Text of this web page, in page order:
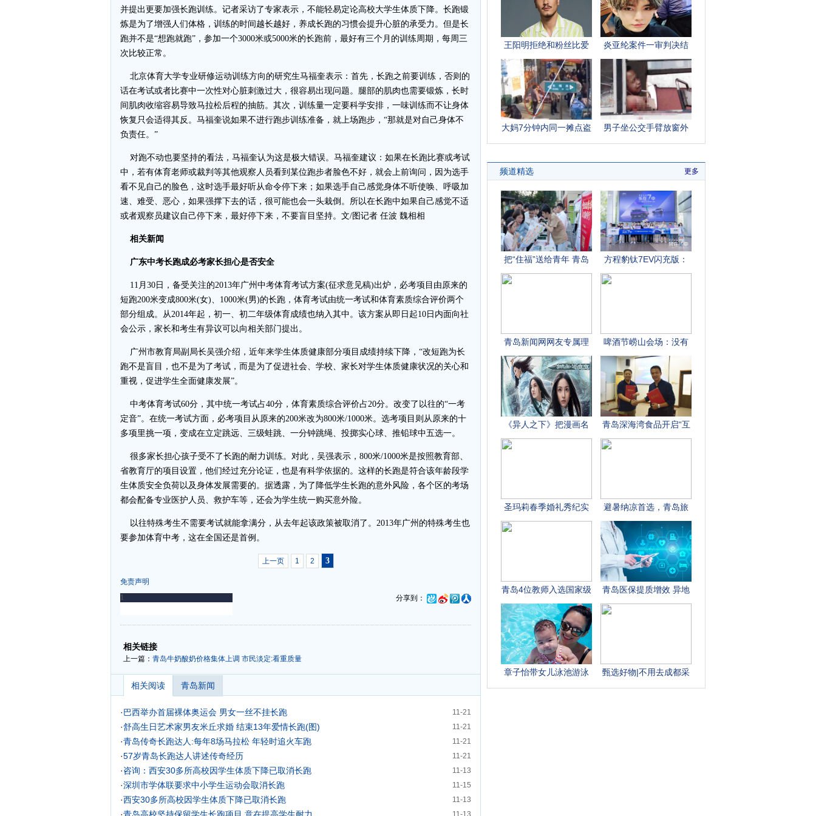
并提出更要加强长跑训练。记者采访了专家表示，不能轻易定论高校大学生体质下降。长跑锻
炼是为了增强人们体格，训练的时间越长越好，养成长跑的习惯会提升心脏的承受力。但是长
跑并不是“想跑就跑”，参加一个3000米或5000米的长跑前，最好有三个月的训练周期，每周三
次比较正常。
北京体育大学专业研修运动训练方向的研究生马福奎表示：首先，长跑之前要训练，否则的
话在考试或者比赛中一次性对心脏刺激过大，很容易出现问题。腿部的肌肉也需要锻炼，长时
间肌肉收缩容易导致马拉松后程的抽筋。其次，训练量一定要科学安排，一味训练而不让身体
恢复只会适得其反。马福奎说如果不进行跑步训练准备，就上场跑步，“那就是对自己身体不
负责任。”
对跑不动也要坚持的看法，马福奎认为这是极大错误。马福奎建议：如果在长跑比赛或考试
中，若有体育老师或裁判等其他观察人员看到某位跑步者脸色不好，就会上前询问，因为选手
看不见自己的脸色，这时选手最好听从命令停下来；如果选手自己感觉身体不听使唤、呼吸加
速、难受、恶心，如果强撑下去的话，很可能也会一头栽倒。所以在长跑中如果自己感觉不适
或者观察员建议自己停下来，最好停下来，不要盲目坚持。文/图记者 任波 魏相相
相关新闻
广东中考长跑成必考家长担心是否安全
11月30日，备受关注的2013年广州中考体育考试方案(征求意见稿)出炉，必考项目由原来的
短跑200米变成800米(女)、1000米(男)的长跑，体育考试由统一考试和体育素质综合评价两个
部分组成。从2014年起，初一、初二年级体育成绩也纳入其中。该方案从即日起10日内面向社
会公示，家长和考生有异议可以向相关部门提出。
广州市教育局副局长吴强介绍，近年来学生体质健康部分项目成绩持续下降，“改短跑为长
跑不是盲目，也不是为了考试，而是为了促进社会、学校、家长对学生体质健康状况的关心和
重视，促进学生全面健康发展”。
中考体育考试60分，其中统一考试占40分，体育素质综合评价占20分。改变了以往的“一考
定音”。在统一考试方面，必考项目从原来的200米改为800米/1000米。选考项目则从原来的十
多项里挑一项，变成在立定跳远、三级蛙跳、一分钟跳绳、投掷实心球、推铅球中五选一。
很多家长担心孩子受不了长跑的耐力训练。对此，吴强表示，800米/1000米是按照教育部、
省教育厅的项目设置，他们经过充分论证，也是有科学依据的。这样的长跑是符合该年龄段学
生体质安全负荷以及身体发展需要的。据透露，为了降低学生长跑的意外风险，各个区的考场
都会配备专业医护人员、救护车等，还会为学生统一购买意外险。
以往特殊考生不需要考试就能拿满分，从去年起该政策被取消了。2013年广州的特殊考生也
要参加体育中考，这在全国还是首例。
上一页 1 2 3
免责声明
分享到：
-
相关链接
上一篇： 青岛牛奶酸奶价格集体上调 市民淡定:看重质量
相关阅读 青岛新闻
11-21
·巴西举办首届裸体奥运会 男女一丝不挂长跑
11-21
·舒高生日艺术家男友米丘求婚 结束13年爱情长跑(图)
11-21
·青岛传奇长跑达人:每年8场马拉松 年轻时追火车跑
11-21
·57岁青岛长跑达人讲述传奇经历
11-13
·咨询：西安30多所高校因学生体质下降已取消长跑
11-15
·深圳市学体联要求中小学生运动会取消长跑
11-13
·西安30多所高校因学生体质下降已取消长跑
11-13